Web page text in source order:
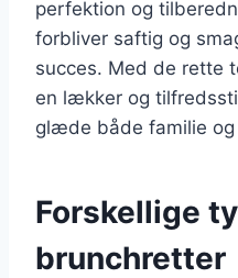
perfektion og
forbliver saftig og
succes. Med de rette
en lækker og
glæde både familie og
Forskellige
brunchretter